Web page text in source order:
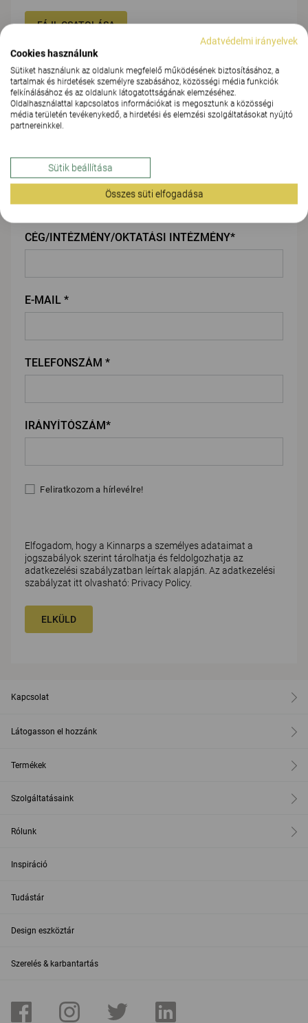
FÁJL CSATOLÁSA
Adja meg adatait
KERESZTNÉV*
VEZETÉKNÉV*
CÉG/INTÉZMÉNY/OKTATÁSI INTÉZMÉNY*
E-MAIL *
TELEFONSZÁM *
IRÁNYÍTÓSZÁM*
Feliratkozom a hírlevélre!
Elfogadom, hogy a Kinnarps a személyes adataimat a
jogszabályok szerint tárolhatja és feldolgozhatja az
adatkezelési szabályzatban leírtak alapján. Az adatkezelési
szabályzat itt olvasható: Privacy Policy.
ELKÜLD
Kapcsolat
Látogasson el hozzánk
Termékek
Szolgáltatásaink
Rólunk
Inspiráció
Tudástár
Design eszköztár
Szerelés & karbantartás
Adatvédelmi irányelvek
Cookies használunk
Sütiket használunk az oldalunk megfelelő működésének biztosításához, a
tartalmak és hirdetések személyre szabásához, közösségi média funkciók
felkínálásához és az oldalunk látogatottságának elemzéséhez.
Oldalhasználattal kapcsolatos információkat is megosztunk a közösségi
média területén tevékenykedő, a hirdetési és elemzési szolgáltatásokat nyújtó
partnereinkkel.
Sütik beállítása
Összes süti elfogadása